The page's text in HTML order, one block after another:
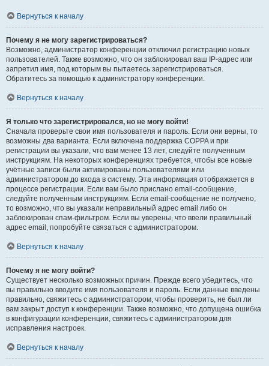
Вернуться к началу
Почему я не могу зарегистрироваться?
Возможно, администратор конференции отключил регистрацию новых
пользователей. Также возможно, что он заблокировал ваш IP-адрес или
запретил имя, под которым вы пытаетесь зарегистрироваться.
Обратитесь за помощью к администратору конференции.
Вернуться к началу
Я только что зарегистрировался, но не могу войти!
Сначала проверьте свои имя пользователя и пароль. Если они верны, то
возможны два варианта. Если включена поддержка COPPA и при
регистрации вы указали, что вам менее 13 лет, следуйте полученным
инструкциям. На некоторых конференциях требуется, чтобы все новые
учётные записи были активированы пользователями или
администратором до входа в систему. Эта информация отображается в
процессе регистрации. Если вам было прислано email-сообщение,
следуйте полученным инструкциям. Если email-сообщение не получено,
то возможно, что вы указали неправильный адрес email либо он
заблокирован спам-фильтром. Если вы уверены, что ввели правильный
адрес email, попробуйте связаться с администратором.
Вернуться к началу
Почему я не могу войти?
Существует несколько возможных причин. Прежде всего убедитесь, что
вы правильно вводите имя пользователя и пароль. Если данные введены
правильно, свяжитесь с администратором, чтобы проверить, не был ли
вам закрыт доступ к конференции. Также возможно, что допущена ошибка
в конфигурации конференции, свяжитесь с администратором для
исправления настроек.
Вернуться к началу